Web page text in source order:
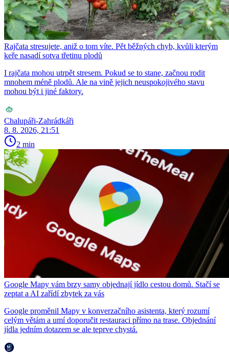
Rajčata stresujete, aniž o tom víte. Pět běžných chyb, kvůli kterým
keře nasadí sotva třetinu plodů
I rajčata mohou utrpět stresem. Pokud se to stane, začnou rodit
mnohem méně plodů. Ale na vině jejich neuspokojivého stavu
mohou být i jiné faktory.
Chalupáři-Zahrádkáři
8. 8. 2026, 21:51
2 min
Google Mapy vám brzy samy objednají jídlo cestou domů. Stačí se
zeptat a AI zařídí zbytek za vás
Google proměnil Mapy v konverzačního asistenta, který rozumí
celým větám a umí doporučit restauraci přímo na trase. Objednání
jídla jedním dotazem se ale teprve chystá.